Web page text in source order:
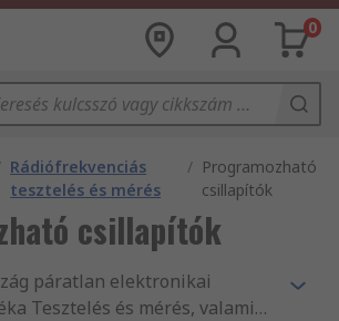
0
Rádiófrekvenciás
tesztelés és mérés
/ Programozható
csillapítók
csillapítók
páratlan elektronikai
Tesztelés és mérés, valamint